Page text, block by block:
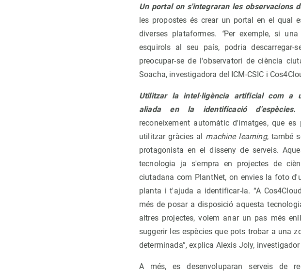
Un portal on s'integraran les observacions
les propostes és crear un portal en el qual
diverses plataformes.
“Per exemple, si
esquirols al seu país, podria descarregar-
preocupar-se de l'observatori de ciència
Soacha, investigadora del ICM-CSIC i
Utilitzar la intel·ligència artificial com a
aliada en la identificació d'espècies.
reconeixement automàtic d'imatges, que es
utilitzar gràcies al machine learning, també
protagonista en el disseny de serveis.
tecnologia ja s'empra en projectes de
ciutadana com PlantNet, on envies la foto
planta i t'ajuda a identificar-la. “A
més de posar a disposició aquesta
altres projectes, volem anar un pas més
suggerir les espècies que pots trobar a una
determinada”,explica Alexis Joly, investigador
A més, es desenvoluparan serveis de